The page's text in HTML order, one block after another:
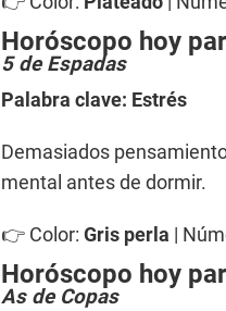
Horóscopo hoy
5 de Espadas
Palabra clave: Estrés
Demasiados
mental antes de dormir.
👉 Color: Gris perla |
Horóscopo hoy
As de Copas